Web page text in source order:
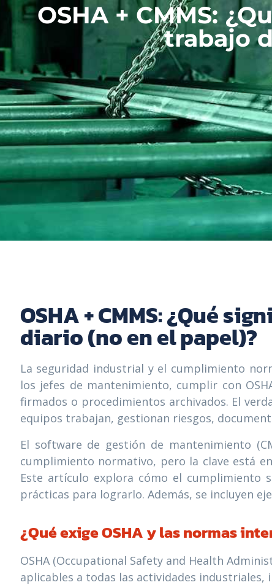
OSHA + CMMS:
trabajo
OSHA + CMMS: ¿Qué
diario (no en el papel)?
La seguridad industrial y el cumplimiento
los jefes de mantenimiento, cumplir con
firmados o procedimientos archivados. El
equipos trabajan, gestionan riesgos,
El software de gestión de mantenimiento
cumplimiento normativo, pero la clave está
Este artículo explora cómo el cumplimiento
prácticas para lograrlo. Además, se incluyen
¿Qué exige OSHA y las normas
OSHA (Occupational Safety and Health
aplicables a todas las actividades